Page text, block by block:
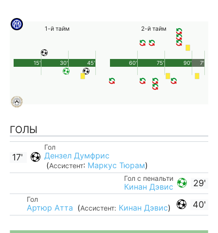
1-й тайм
45'
15' 30'
2-й тайм
90'
60' 75' 7'
ГОЛЫ
Гол
Дензел Думфрис
(Ассистент: Маркус Тюрам)
17'
29'
Гол с пенальти
Кинан Дэвис
40'
Гол
Артюр Атта (Ассистент: Кинан Дэвис)